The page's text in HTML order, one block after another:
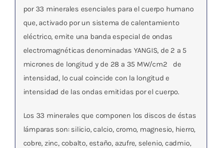
por 33 minerales esenciales para el cuerpo humano
que, activado por un sistema de calentamiento
eléctrico, emite una banda especial de ondas
electromagnéticas denominadas YANGIS, de 2 a 5
micrones de longitud y de 28 a 35 MW/cm2 de
intensidad, lo cual coincide con la longitud e
intensidad de las ondas emitidas por el cuerpo.
Los 33 minerales que componen los discos de éstas
lámparas son: silicio, calcio, cromo, magnesio, hierro,
cobre, zinc, cobalto, estaño, azufre, selenio, cadmio,